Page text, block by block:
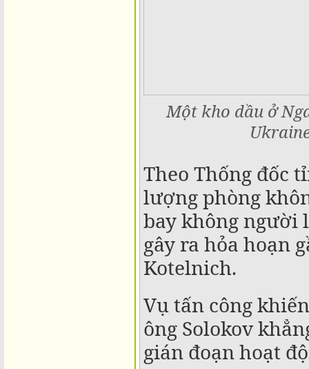
Một kho dầu ở
Theo Thống đốc
lượng phòng
bay không người
gây ra hỏa hoạn
Kotelnich.
Vụ tấn công
ông Solokov
gián đoạn hoạt